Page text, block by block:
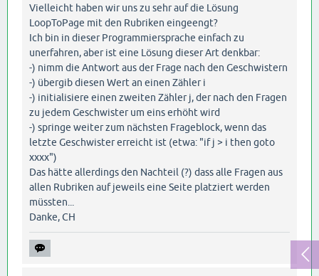
Vielleicht haben wir uns zu sehr auf die Lösung
LoopToPage mit den Rubriken eingeengt?
Ich bin in dieser Programmiersprache einfach zu
unerfahren, aber ist eine Lösung dieser Art denkbar:
-) nimm die Antwort aus der Frage nach den Geschwistern
-) übergib diesen Wert an einen Zähler i
-) initialisiere einen zweiten Zähler j, der nach den Fragen
zu jedem Geschwister um eins erhöht wird
-) springe weiter zum nächsten Frageblock, wenn das
letzte Geschwister erreicht ist (etwa: "if j > i then goto
xxxx")
Das hätte allerdings den Nachteil (?) dass alle Fragen aus
allen Rubriken auf jeweils eine Seite platziert werden
müssten...
Danke, CH